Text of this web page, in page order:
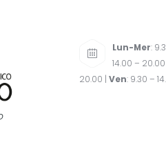
Lun-Mer:
14.00 – 20.00
20.00 | Ven: 9.30 –